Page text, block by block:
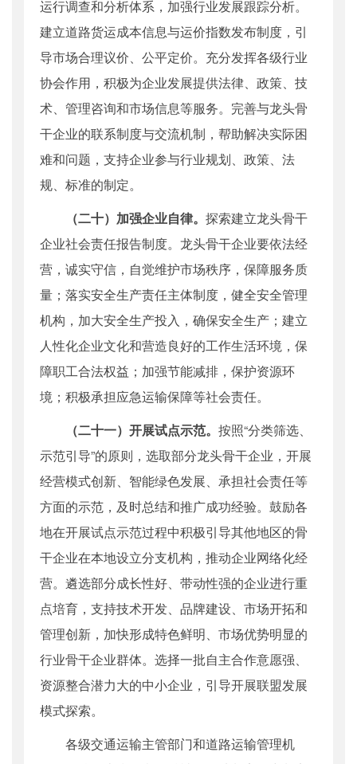
运行调查和分析体系，加强行业发展跟踪分析。
建立道路货运成本信息与运价指数发布制度，引
导市场合理议价、公平定价。充分发挥各级行业
协会作用，积极为企业发展提供法律、政策、技
术、管理咨询和市场信息等服务。完善与龙头骨
干企业的联系制度与交流机制，帮助解决实际困
难和问题，支持企业参与行业规划、政策、法
规、标准的制定。
（二十）加强企业自律。 探索建立龙头骨干
企业社会责任报告制度。龙头骨干企业要依法经
营，诚实守信，自觉维护市场秩序，保障服务质
量；落实安全生产责任主体制度，健全安全管理
机构，加大安全生产投入，确保安全生产；建立
人性化企业文化和营造良好的工作生活环境，保
障职工合法权益；加强节能减排，保护资源环
境；积极承担应急运输保障等社会责任。
（二十一）开展试点示范。 按照“分类筛选、
示范引导”的原则，选取部分龙头骨干企业，开展
经营模式创新、智能绿色发展、承担社会责任等
方面的示范，及时总结和推广成功经验。鼓励各
地在开展试点示范过程中积极引导其他地区的骨
干企业在本地设立分支机构，推动企业网络化经
营。遴选部分成长性好、带动性强的企业进行重
点培育，支持技术开发、品牌建设、市场开拓和
管理创新，加快形成特色鲜明、市场优势明显的
行业骨干企业群体。选择一批自主合作意愿强、
资源整合潜力大的中小企业，引导开展联盟发展
模式探索。
各级交通运输主管部门和道路运输管理机